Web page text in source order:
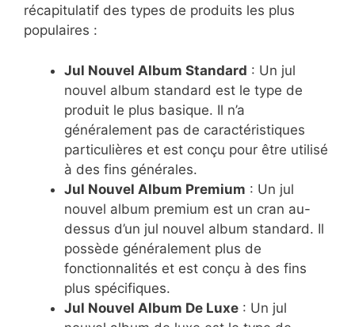
récapitulatif des types de produits les plus
populaires :
Jul Nouvel Album Standard : Un jul
nouvel album standard est le type de
produit le plus basique. Il n’a
généralement pas de caractéristiques
particulières et est conçu pour être utilisé
à des fins générales.
Jul Nouvel Album Premium : Un jul
nouvel album premium est un cran au-
dessus d’un jul nouvel album standard. Il
possède généralement plus de
fonctionnalités et est conçu à des fins
plus spécifiques.
Jul Nouvel Album De Luxe : Un jul